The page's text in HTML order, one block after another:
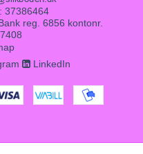
: 37386464
reg. 6856 kontonr.
LinkedIn